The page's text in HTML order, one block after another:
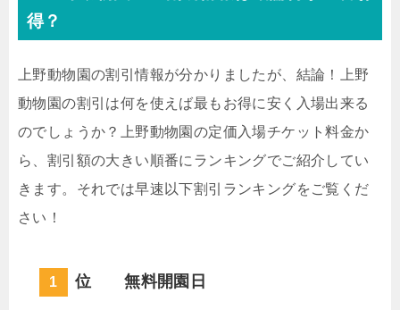
得？
上野動物園の割引情報が分かりましたが、結論！上野
動物園の割引は何を使えば最もお得に安く入場出来る
のでしょうか？上野動物園の定価入場チケット料金か
ら、割引額の大きい順番にランキングでご紹介してい
きます。それでは早速以下割引ランキングをご覧くだ
さい！
位 無料開園日